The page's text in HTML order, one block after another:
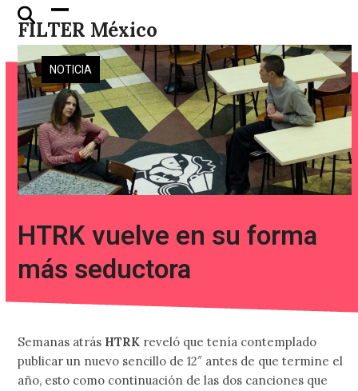
Skip
content
FILTER México
Open
mobile
menu
Close
mobile
menu
NOTICIA
HTRK vuelve en su forma
más seductora
Semanas atrás HTRK reveló que tenía contemplado
publicar un nuevo sencillo de 12″ antes de que termine el
año, esto como continuación de las dos canciones que